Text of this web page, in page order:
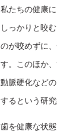
私たちの健康
しっかりと咬
のが咬めずに
す。このほか
動脈硬化など
するという研
歯を健康な状